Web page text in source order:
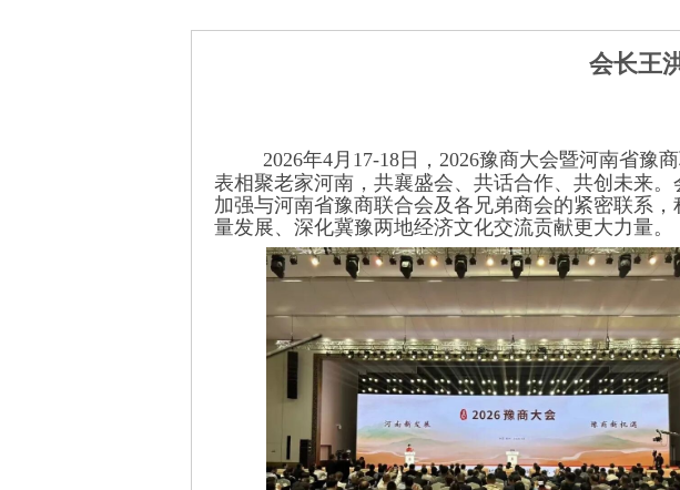
会长王
2026年4月17-18日，2026豫商大会暨河南省
表相聚老家河南，共襄盛会、共话合作、共创未来
加强与河南省豫商联合会及各兄弟商会的紧密联系
量发展、深化冀豫两地经济文化交流贡献更大力量。